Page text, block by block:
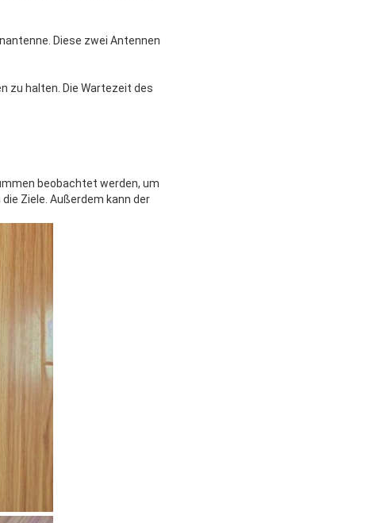
Diese zwei Antennen
zu halten. Die Wartezeit des
beobachtet werden, um
Ziele. Außerdem kann der